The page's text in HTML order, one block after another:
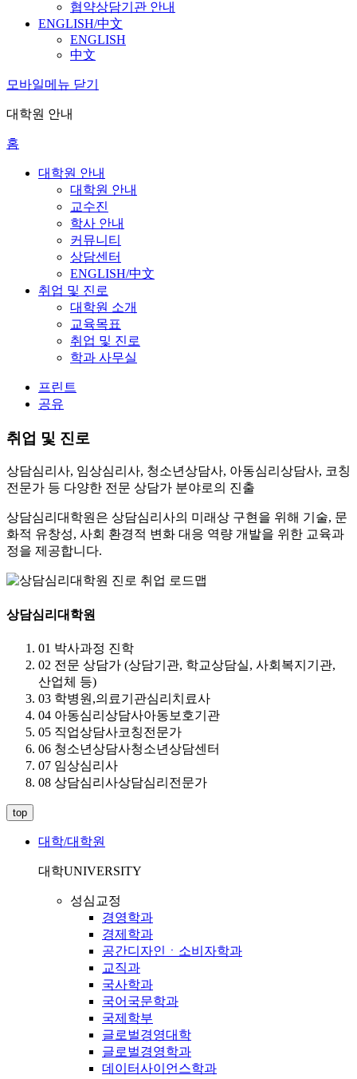
협약상담기관 안내
ENGLISH/中文
ENGLISH
中文
모바일메뉴 닫기
대학원 안내
홈
대학원 안내
대학원 안내
교수진
학사 안내
커뮤니티
상담센터
ENGLISH/中文
취업 및 진로
대학원 소개
교육목표
취업 및 진로
학과 사무실
프린트
공유
취업 및 진로
상담심리사, 임상심리사, 청소년상담사, 아동심리상담사, 코칭
전문가 등 다양한 전문 상담가 분야로의 진출
상담심리대학원은 상담심리사의 미래상 구현을 위해 기술, 문
화적 유창성, 사회 환경적 변화 대응 역량 개발을 위한 교육과
정을 제공합니다.
상담심리대학원
01 박사과정 진학
02 전문 상담가 (상담기관, 학교상담실, 사회복지기관,
산업체 등)
03 학병원,의료기관심리치료사
04 아동심리상담사아동보호기관
05 직업상담사코칭전문가
06 청소년상담사청소년상담센터
07 임상심리사
08 상담심리사상담심리전문가
top
대학/대학원
대학UNIVERSITY
성심교정
경영학과
경제학과
공간디자인ㆍ소비자학과
교직과
국사학과
국어국문학과
국제학부
글로벌경영대학
글로벌경영학과
데이터사이언스학과